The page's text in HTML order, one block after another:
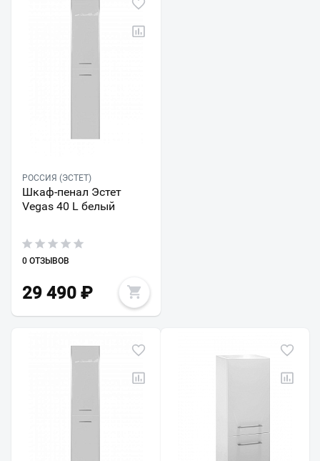
РОССИЯ (ЭСТЕТ)
Шкаф-пенал Эстет
Vegas 40 L белый
0 ОТЗЫВОВ
29 490 ₽